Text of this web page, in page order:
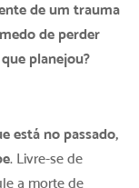
de um trauma
de perder
planejou?
está no passado,
. Livre-se de
a morte de